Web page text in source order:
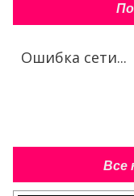
Ошибка сети...
Все